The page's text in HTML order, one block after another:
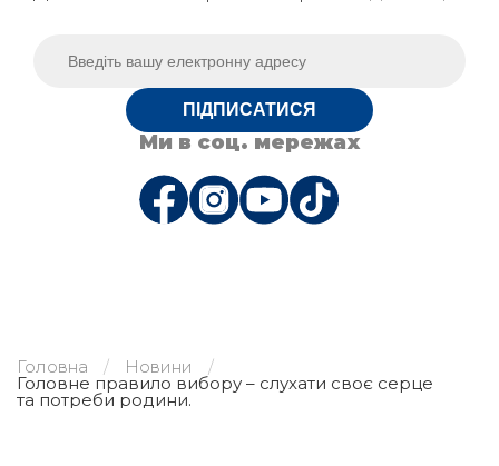
ПІДПИСАТИСЯ
Ми в соц. мережах
Головна Новини
Головне правило вибору – слухати своє серце
та потреби родини.